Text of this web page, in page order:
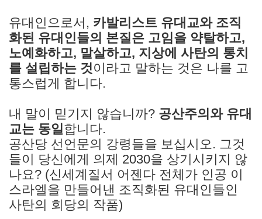
유대인으로서, 카발리스트 유대교와 조직
화된 유대인들의 본질은 고임을 약탈하고,
노예화하고, 말살하고, 지상에 사탄의 통치
를 설립하는 것이라고 말하는 것은 나를 고
통스럽게 합니다.
내 말이 믿기지 않습니까? 공산주의와 유대
교는 동일 합니다.
공산당 선언문의 강령들을 보십시오. 그것
들이 당신에게 의제 2030을 상기시키지 않
나요? (신세계질서 어젠다 전체가 인공 이
스라엘을 만들어낸 조직화된 유대인들인
사탄의 회당의 작품)